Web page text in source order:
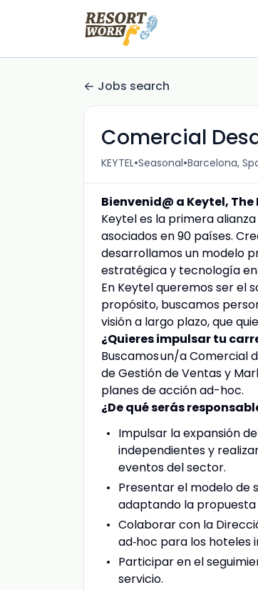
Jobs search
Comercial
KEYTEL•Seasonal•Barcelona,
Bienvenid@ a Keytel,
Keytel es la primera
asociados en 90 países.
desarrollamos un modelo
estratégica y tecnología
En Keytel queremos ser el
propósito, buscamos
visión a largo plazo, que
¿Quieres impulsar tu
Buscamos un/a Comercial
de Gestión de Ventas y
planes de acción ad-hoc.
¿De qué serás
Impulsar la expansión
independientes y
eventos del sector.
Presentar el modelo de
adaptando la propuesta
Colaborar con la
ad‑hoc para los
Participar en el
servicio.